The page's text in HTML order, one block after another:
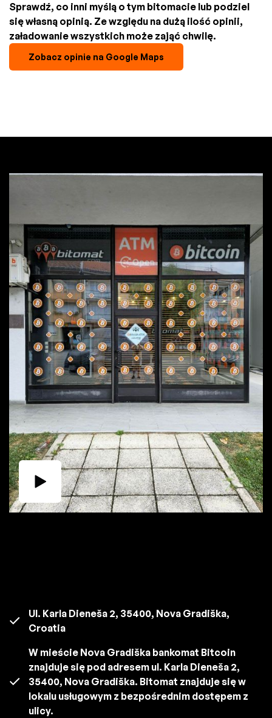
Sprawdź, co inni myślą o tym bitomacie lub podziel
się własną opinią. Ze względu na dużą ilość opinii,
załadowanie wszystkich może zająć chwilę.
Zobacz opinie na Google Maps
Ul. Karla Dieneša 2, 35400, Nova Gradiška,
Croatia
W mieście Nova Gradiška bankomat Bitcoin
znajduje się pod adresem ul. Karla Dieneša 2,
35400, Nova Gradiška. Bitomat znajduje się w
lokalu usługowym z bezpośrednim dostępem z
ulicy.